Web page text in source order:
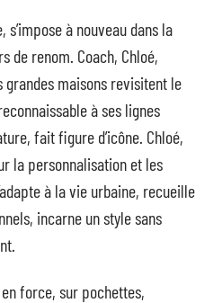
à nouveau dans la
de renom. Coach, Chloé,
grandes maisons revisitent le
à ses lignes
fait figure d’icône. Chloé,
la personnalisation et les
à la vie urbaine, recueille
incarne un style sans
force, sur pochettes,